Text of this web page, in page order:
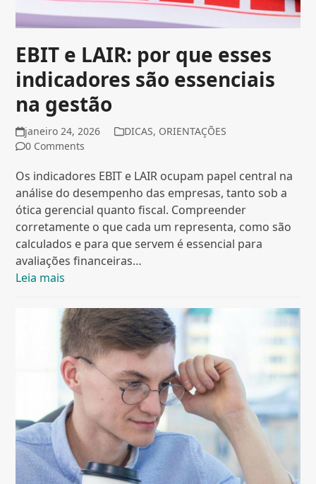
EBIT e LAIR: por que esses
indicadores são essenciais
na gestão
janeiro 24, 2026 DICAS, ORIENTAÇÕES
0 Comments
Os indicadores EBIT e LAIR ocupam papel central na
análise do desempenho das empresas, tanto sob a
ótica gerencial quanto fiscal. Compreender
corretamente o que cada um representa, como são
calculados e para que servem é essencial para
avaliações financeiras…
Leia mais